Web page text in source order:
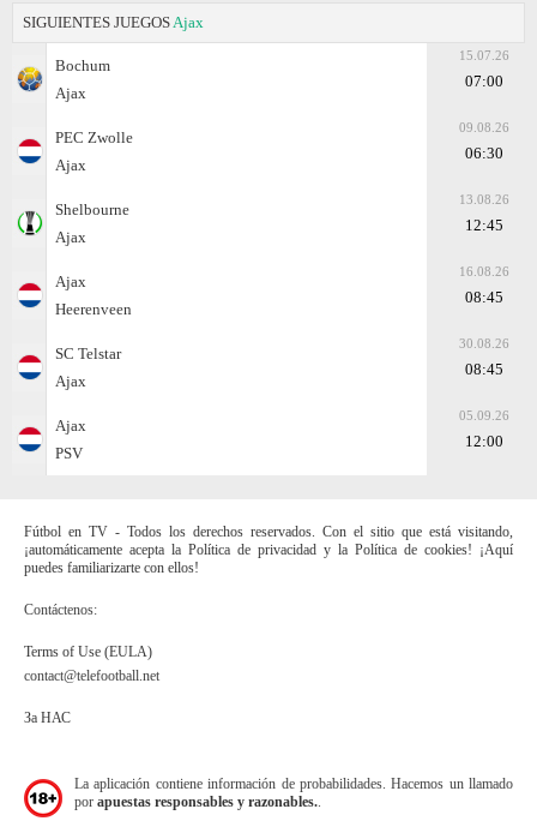
SIGUIENTES JUEGOS Ajax
Bochum
Ajax
15.07.26
07:00
PEC Zwolle
Ajax
09.08.26
06:30
Shelbourne
Ajax
13.08.26
12:45
Ajax
Heerenveen
16.08.26
08:45
SC Telstar
Ajax
30.08.26
08:45
Ajax
PSV
05.09.26
12:00
Fútbol en TV - Todos los derechos reservados. Con el sitio que está visitando,
¡automáticamente acepta la Política de privacidad y la Política de cookies! ¡Aquí
puedes familiarizarte con ellos!
Contáctenos:
Terms of Use (EULA)
contact@telefootball.net
За НАС
La aplicación contiene información de probabilidades. Hacemos un llamado
por apuestas responsables y razonables.